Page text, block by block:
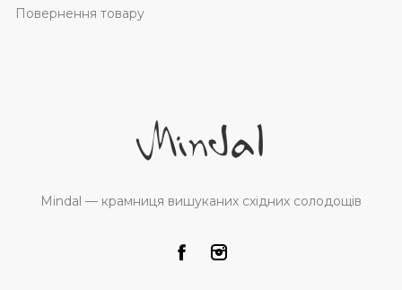
Повернення товару
Mindal — крамниця вишуканих східних солодощів